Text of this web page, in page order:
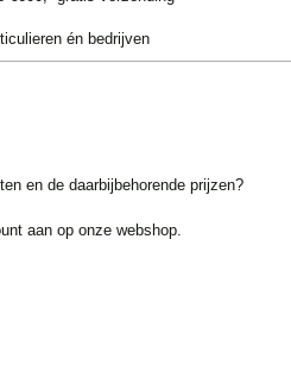
én bedrijven
en de daarbijbehorende prijzen?
aan op onze webshop.